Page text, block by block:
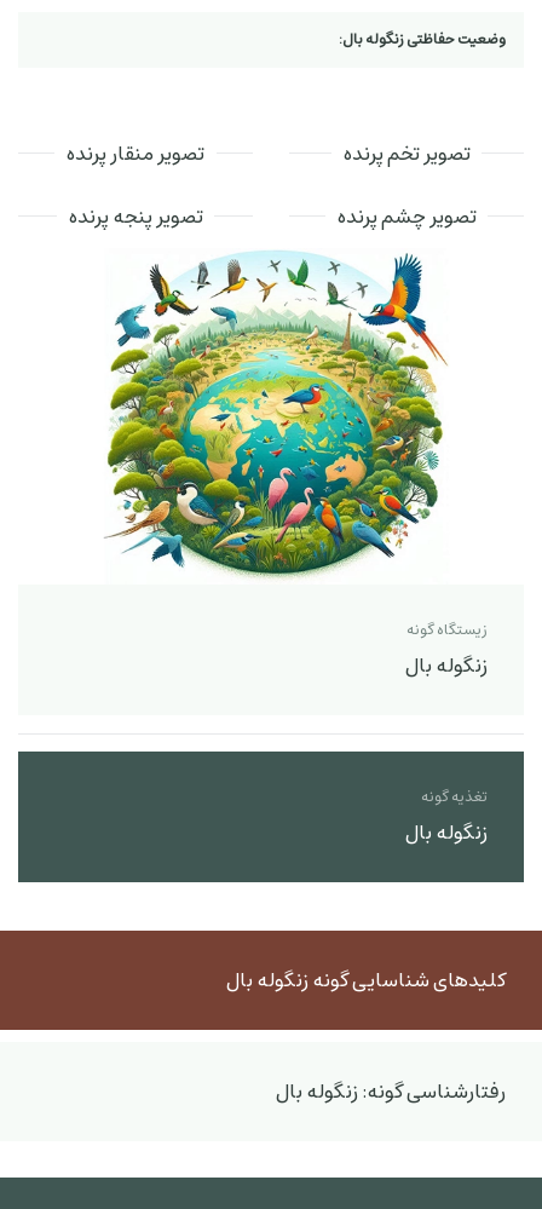
وضعیت حفاظتی زنگوله بال:
تصویر تخم پرنده
تصویر منقار پرنده
تصویر چشم پرنده
تصویر پنجه پرنده
زیستگاه گونه
زنگوله بال
تغذیه گونه
زنگوله بال
کلیدهای شناسایی گونه زنگوله بال
رفتارشناسی گونه: زنگوله بال